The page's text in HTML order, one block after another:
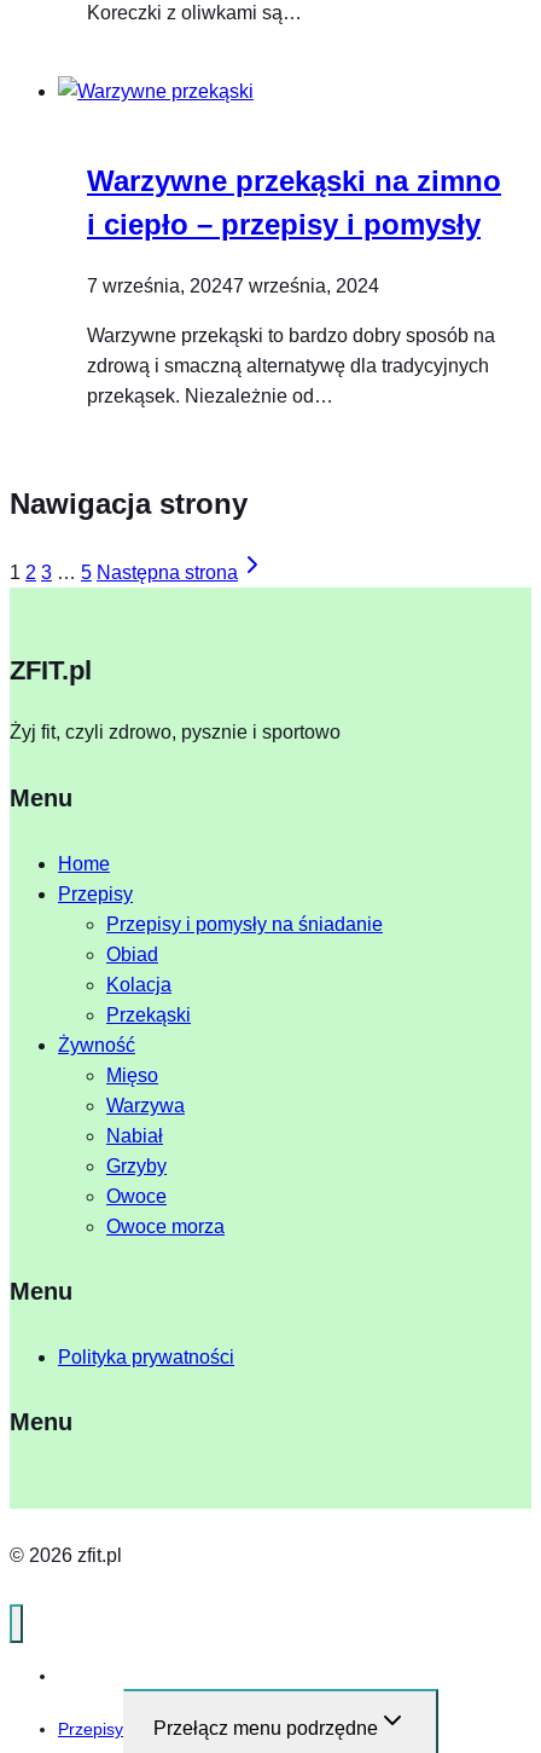
Koreczki z oliwkami są…
Warzywne przekąski na zimno
i ciepło – przepisy i pomysły
7 września, 20247 września, 2024
Warzywne przekąski to bardzo dobry sposób na
zdrową i smaczną alternatywę dla tradycyjnych
przekąsek. Niezależnie od…
Nawigacja strony
1 2 3 … 5 Następna strona
ZFIT.pl
Żyj fit, czyli zdrowo, pysznie i sportowo
Menu
Home
Przepisy
Przepisy i pomysły na śniadanie
Obiad
Kolacja
Przekąski
Żywność
Mięso
Warzywa
Nabiał
Grzyby
Owoce
Owoce morza
Menu
Polityka prywatności
Menu
© 2026 zfit.pl
Przepisy Przełącz menu podrzędne